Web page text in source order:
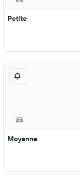
Petite
Moyenne